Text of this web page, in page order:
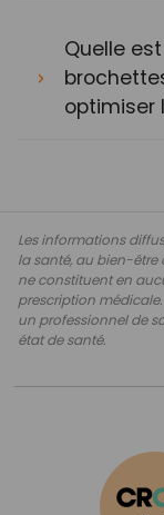
Quelle
optimiser
Les informations
la santé, au bien-être
ne constituent en
prescription
un professionnel de
état de santé.